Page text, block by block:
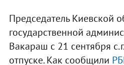
Председатель Киевской
государственной
Вакараш с 21 сентября
отпуске. Как сообщили